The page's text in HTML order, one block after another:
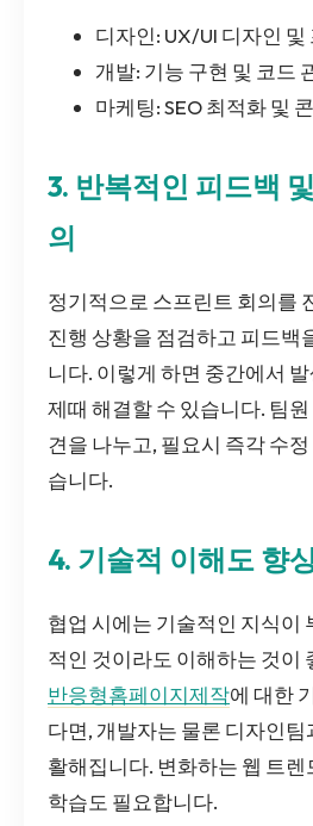
디자인: UX/UI 디자인
개발: 기능 구현 및 코드
마케팅: SEO 최적화 및
3. 반복적인 피드백
의
정기적으로 스프린트 회의를
진행 상황을 점검하고 피드백
니다. 이렇게 하면 중간에서
제때 해결할 수 있습니다. 팀
견을 나누고, 필요시 즉각 수
습니다.
4. 기술적 이해도 향
협업 시에는 기술적인 지식이
적인 것이라도 이해하는 것이
반응형홈페이지제작에 대한
다면, 개발자는 물론 디자인팀
활해집니다. 변화하는 웹 트
학습도 필요합니다.